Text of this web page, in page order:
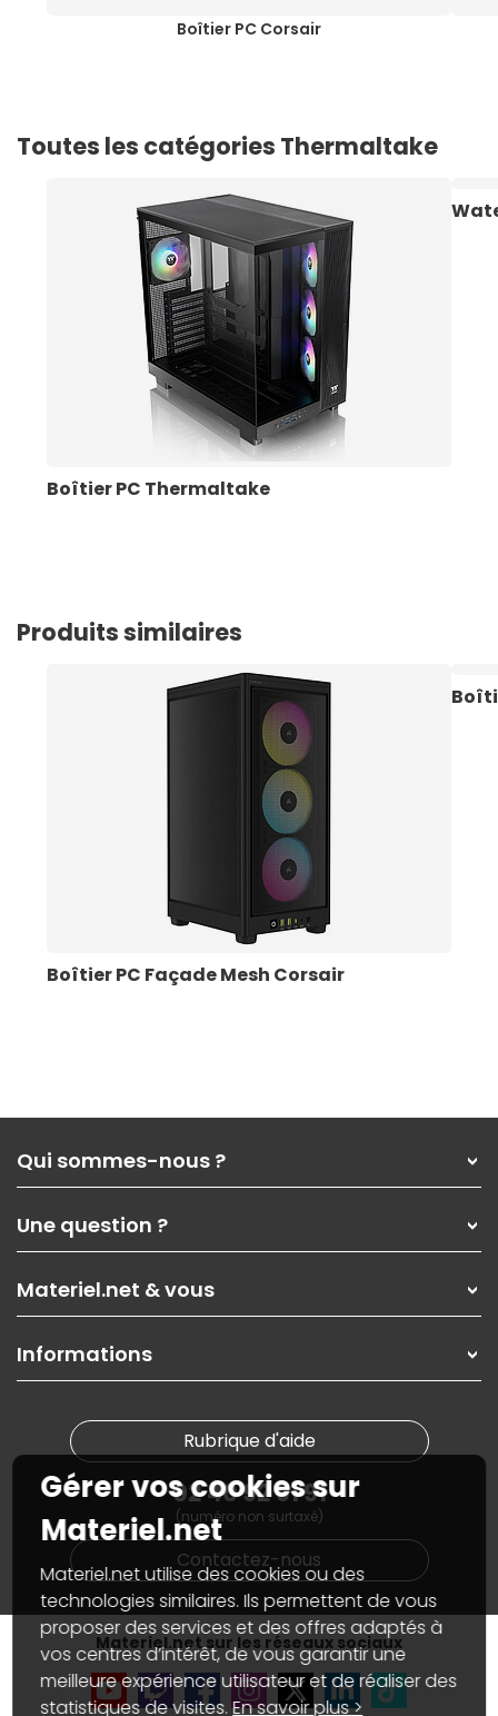
Boîtier PC Corsair
Toutes les catégories Thermaltake
Boîtier PC Thermaltake
Produits similaires
Boîtier PC Façade Mesh Corsair
Qui sommes-nous ?
Nos services
Les magasins Materiel.net
Nos solutions pour les pros
Contactez-nous
Une question ?
Paiement, livraison
Garanties,Pack Zen
SAV, demander un retour
Informations
Materiel.net & vous
On rachète votre carte graphique
PC sur mesure : Votre RDV personnalisé
Materiel.net recrute
Notre programme d'affiliation
Partenariat & Sponsoring
Informations
Nos marques
Conditions générales de vente
Marketplace
Informations légales
Données personnellesetcookies
Gérer vos cookies
Accessibilité : non conforme
Rubrique d'aide
02 40 92 91 91
(numéro non surtaxé)
Contactez-nous
Materiel.net sur les réseaux sociaux
Gérer vos cookies sur
Materiel.net
Materiel.net utilise des cookies ou des
technologies similaires. Ils permettent de vous
proposer des services et des offres adaptés à
vos centres d’intérêt, de vous garantir une
meilleure expérience utilisateur et de réaliser des
statistiques de visites.En savoir plus >